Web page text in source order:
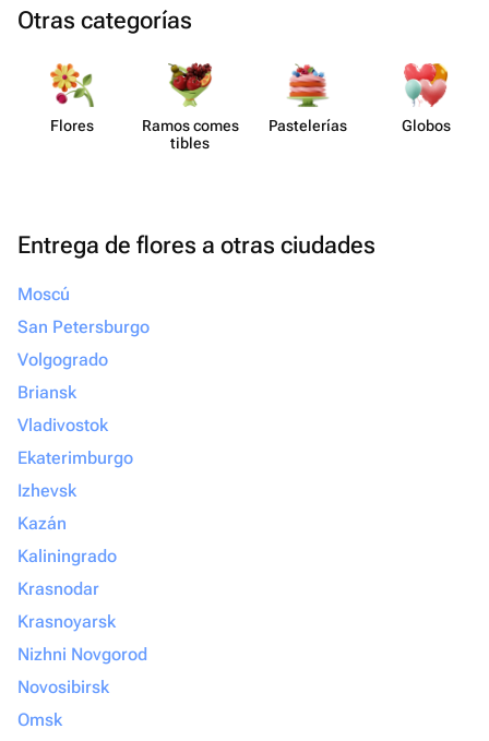
Otras categorías
Flores
Ramos comes​
tibles
Paste​lerías Globos
Entrega de flores a otras ciudades
Moscú
San Petersburgo
Volgogrado
Briansk
Vladivostok
Ekaterimburgo
Izhevsk
Kazán
Kaliningrado
Krasnodar
Krasnoyarsk
Nizhni Novgorod
Novosibirsk
Omsk